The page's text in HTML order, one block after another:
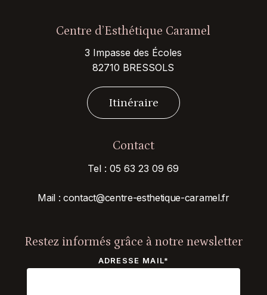
Centre d’Esthétique Caramel
3 Impasse des Écoles
82710 BRESSOLS
Itinéraire
Contact
Tel :05 63 23 09 69
Mail :contact@centre-esthetique-caramel.fr
Restez informés grâce à notre newsletter
ADRESSE MAIL*